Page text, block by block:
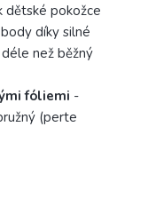
dětské pokožce
díky silné
než běžný
fóliemi -
(perte